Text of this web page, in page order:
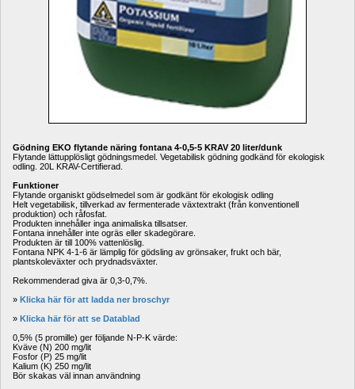
Gödning EKO flytande näring fontana 4-0,5-5 KRAV 20 liter/dunk
Flytande lättupplösligt gödningsmedel. Vegetabilisk gödning godkänd för ekologisk
odling. 20L KRAV-Certifierad.
Funktioner
Flytande organiskt gödselmedel som är godkänt för ekologisk odling
Helt vegetabilisk, tillverkad av fermenterade växtextrakt (från konventionell
produktion) och råfosfat.
Produkten innehåller inga animaliska tillsatser.
Fontana innehåller inte ogräs eller skadegörare.
Produkten är till 100% vattenlöslig.
Fontana NPK 4-1-6 är lämplig för gödsling av grönsaker, frukt och bär,
plantskoleväxter och prydnadsväxter.
Rekommenderad giva är 0,3-0,7%.
» Klicka här för att ladda ner broschyr
» Klicka här för att se Datablad
0,5% (5 promille) ger följande N-P-K värde:
Kväve (N) 200 mg/lit
Fosfor (P) 25 mg/lit
Kalium (K) 250 mg/lit
Bör skakas väl innan användning